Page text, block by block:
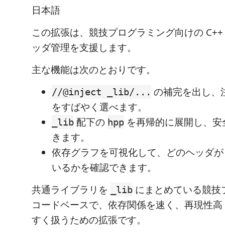
日本語
この拡張は、競技プログラミング向けの
ッダ管理を支援します。
主な機能は次のとおりです。
//@inject _lib/... の補完を出し、
をすばやく選べます。
_lib 配下の hpp を再帰的に展開し、
きます。
依存グラフを可視化して、どのヘッダ
いるかを確認できます。
共通ライブラリを
_lib にまとめている競
コードベースで、依存関係を速く、再現性
すく扱うための拡張です。